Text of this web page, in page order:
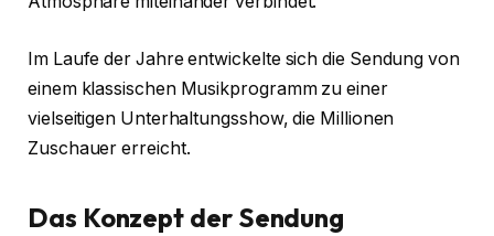
Im Laufe der Jahre entwickelte sich die Sendung von
einem klassischen Musikprogramm zu einer
vielseitigen Unterhaltungsshow, die Millionen
Zuschauer erreicht.
Das Konzept der Sendung